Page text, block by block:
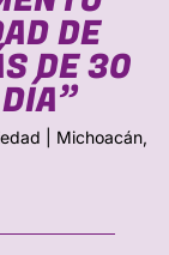
DE
DE 30
| Michoacán,